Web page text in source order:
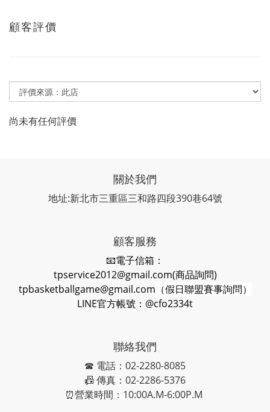
顧客評價
尚未有任何評價
關於我們
地址:新北市三重區三和路四段390巷64號
顧客服務
📧電子信箱：
tpservice2012@gmail.com(商品詢問)
tpbasketballgame@gmail.com （假日聯盟賽事詢問）
LINE官方帳號：@cfo2334t
聯絡我們
☎ 電話：02-2280-8085
📠 傳真：02-2286-5376
⏰營業時間：10:00A.M-6:00P.M